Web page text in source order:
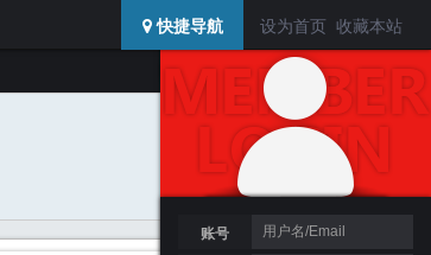
设为首页 收藏本站
快捷导航
登陆 / 注册
搜索
USERCENTER
账号
加为好友
发送消息